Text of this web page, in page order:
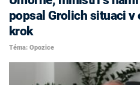
popsal Grolich situaci
krok
Téma: Opozice